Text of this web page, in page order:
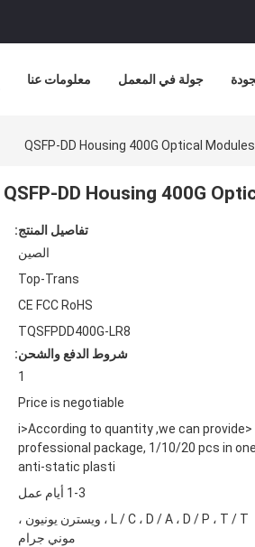
معلومات عنا جولة في المعمل
QSFP-DD Housing 400G Optical
QSFP-DD Housing 400G
تفاصيل المنتج:
الصين
Top-Trans
CE FCC RoHS
TQSFPDD400G-LR8
شروط الدفع والشحن:
1
Price is negotiable
<i>According to quantity ,we can provide
professional package, 1/10/20 pcs in one
anti-static plasti
1-3 أيام عمل
L / C ، D / A ، D / P ، T / T ، ويسترن يونيون ،
موني جرام